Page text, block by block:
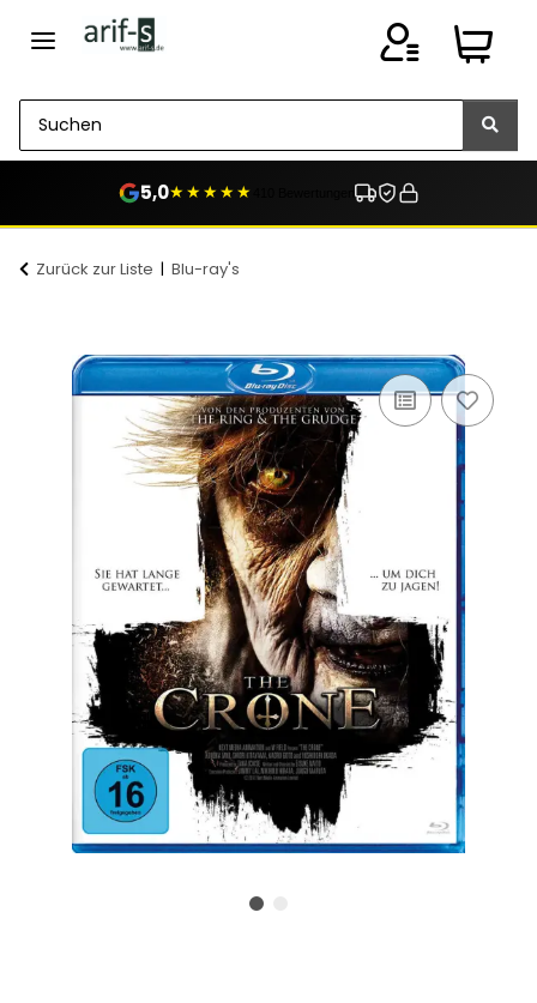
5,0★★★★★
Zurück zur Liste Blu-ray's